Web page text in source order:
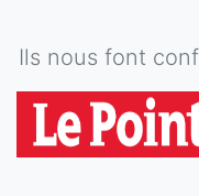
Ils nous font